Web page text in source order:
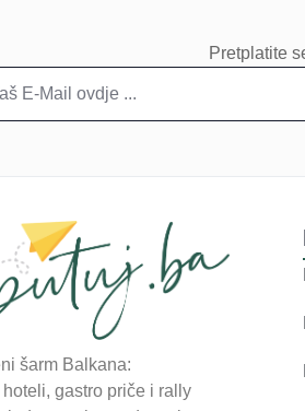
Pretplatite
šarm Balkana:
gastro priče i rally